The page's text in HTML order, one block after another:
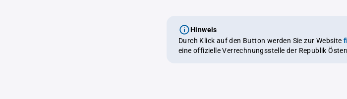
Hinweis
Durch Klick auf den Button werden Sie zur Website
eine offizielle Verrechnungsstelle der Republik